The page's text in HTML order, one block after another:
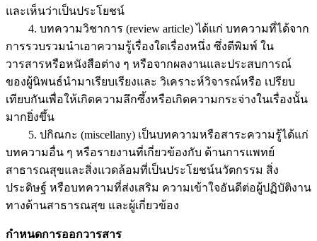
และเห็นว่าเป็นประโยชน์
4. บทความวิชาการ (review article) ได้แก่ บทความที่ได้จาก
การรวบรวมนำเอาความรู้เรื่องใดเรื่องหนึ่ง ซึ่งตีพิมพ์ ใน
วารสารหรือหนังสือต่าง ๆ หรือจากผลงานและประสบการณ์
ของผู้นิพนธ์นำมาเรียบเรียงและ วิเคราะห์วิจารณ์หรือ เปรียบ
เทียบกันเพื่อให้เกิดความลึกซึ้งหรือเกิดความกระจ่างในเรื่องนั้น
มากยิ่งขึ้น
5. ปกิณกะ (miscellany) เป็นบทความหรือสาระความรู้ได้แก่
บทความอื่น ๆ หรือรายงานที่เกี่ยวข้องกับ ด้านการแพทย์
สาธารณสุขและสิ่งแวดล้อมที่เป็นประโยชน์นวัตกรรม สิ่ง
ประดิษฐ์ หรือบทความที่ส่งเสริม ความเข้าใจอันดีต่อผู้ปฏิบัติงาน
ทางด้านสาธารณสุข และผู้เกี่ยวข้อง
กำหนดการออกวารสาร